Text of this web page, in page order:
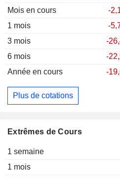
Mois en cours
-
1 mois
-
3 mois
-
6 mois
-
Année en cours
-
Plus de cotations
Extrêmes de Cours
1 semaine
1 mois